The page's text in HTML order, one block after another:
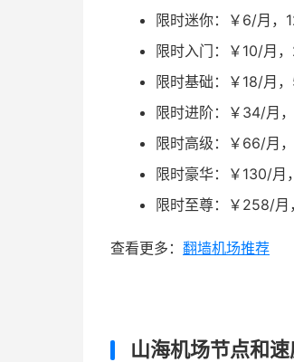
限时迷你：￥6/月，
限时入门：￥10/月
限时基础：￥18/月，
限时进阶：￥34/月
限时高级：￥66/月
限时豪华：￥130/月
限时至尊：￥258/月
查看更多： 翻墙机场推荐
山海机场节点和速